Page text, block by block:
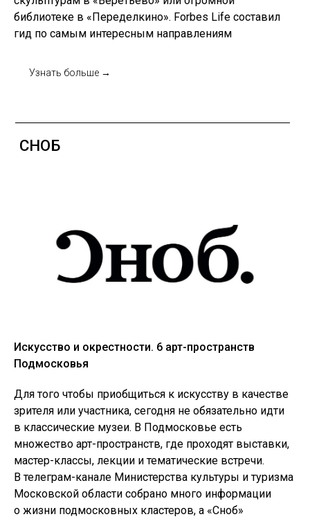
библиотеке в «Переделкино». Forbes Life составил
гид по самым интересным направлениям
Узнать больше →
Искусство и окрестности. 6 арт-пространств
Подмосковья
Для того чтобы приобщиться к искусству в качестве
зрителя или участника, сегодня не обязательно идти
в классические музеи. В Подмосковье есть
множество арт-пространств, где проходят выставки,
мастер-классы, лекции и тематические встречи.
В телеграм-канале Министерства культуры и туризма
Московской области собрано много информации
о жизни подмосковных кластеров, а «Сноб»